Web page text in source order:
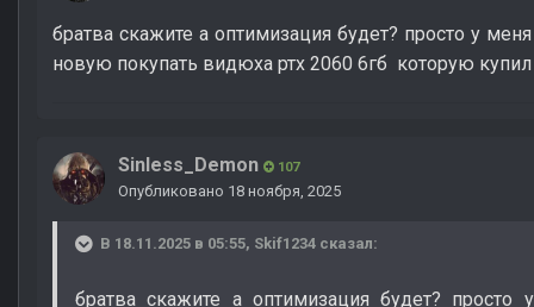
братва скажите а оптимизация будет? просто у
новую покупать видюха ртх 2060 6гб которую купил
Sinless_Demon 107
Опубликовано 18 ноября, 2025
В 18.11.2025 в 05:55, Skif1234 сказал:
братва скажите а оптимизация будет?